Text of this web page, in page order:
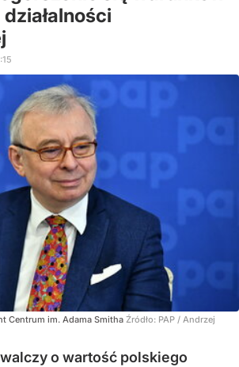
Centrum im. Adama Smitha Źródło: PAP / Andrzej
o wartość polskiego